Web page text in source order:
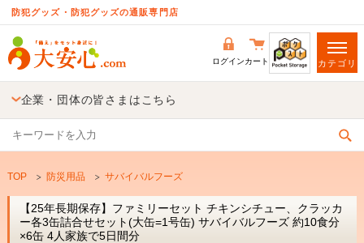
防犯グッズ・防犯グッズの通販専門店
ログインカート カテゴリ
企業・団体の皆さまはこちら
TOP 防災用品 サバイバルフーズ
【25年長期保存】ファミリーセット チキンシチュー、クラッカ
ー各3缶詰合せセット(大缶=1号缶) サバイバルフーズ 約10食分
×6缶 4人家族で5日間分